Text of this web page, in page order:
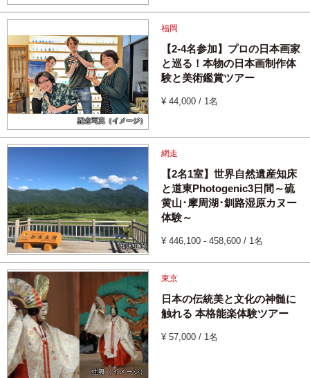
記念写真（イメージ）
福岡
【2-4名参加】プロの日本画家
と巡る！本物の日本画制作体
験と美術鑑賞ツアー
¥ 44,000 / 1名
知床五湖
網走
【2名1室】世界自然遺産知床
と道東Photogenic3日間～硫
黄山･摩周湖･釧路湿原カヌー
体験～
¥ 446,100 - 458,600 / 1名
仕舞（イメージ）
東京
日本の伝統美と文化の神髄に
触れる 本格能楽体験ツアー
¥ 57,000 / 1名